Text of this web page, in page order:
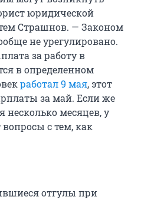
юридической
Страшнов. — Законом
не урегулировано.
за работу в
в определенном
работал 9 мая, этот
за май. Если же
несколько месяцев, у
с тем, как
отгулы при